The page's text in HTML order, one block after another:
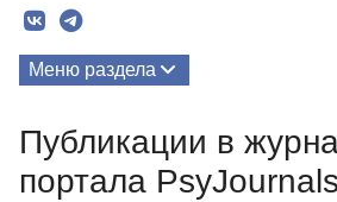
Меню раздела
Публикации в
портала